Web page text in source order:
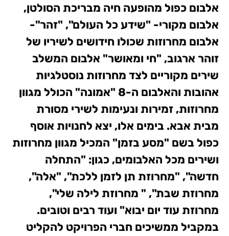
אלבום כפול מהופעה חיה מבריכת הסולטן,
אלבום מקורי- "שידע כל העולם", "זהר"-
אלבום מחרוזות שכולו חידושים לשיריו של
זוהר ארגוב, "חי ומאושר" אלבום המשלב
שירים מקוריים לצד מחרוזות נוסטלגיות
אהובות והאלבום ה-8 "אמונה" הכולל מגוון
מחרוזות, זמירות ונעימות לשירי מסורת
מבית אבא. בימים אלו, יצא לחנויות אוסף
כפול בשם "מסע בזמן" המכיל מגוון מחרוזות
ושירים מכל האלבומים, כגון: "התחלה
חדשה", "מחרוזת תן לזמן ללכת", "אלה",
מחרוזת שבת", " מחרוזת לילה שלי",
מחרוזת עוד יום יבוא" ועוד רבים וטובים.
במקביל ממשיכים חברי הפרויקט להקליט